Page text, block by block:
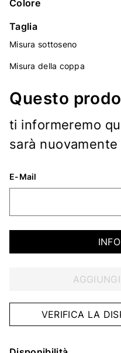
Colore
Taglia
Misura sottoseno
Misura della coppa
Questo
ti informeremo
sarà
E-Mail
VERIFICA LA